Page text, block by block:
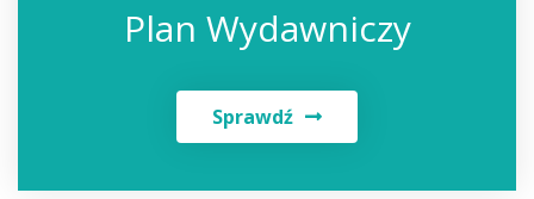
Plan Wydawniczy
Sprawdź